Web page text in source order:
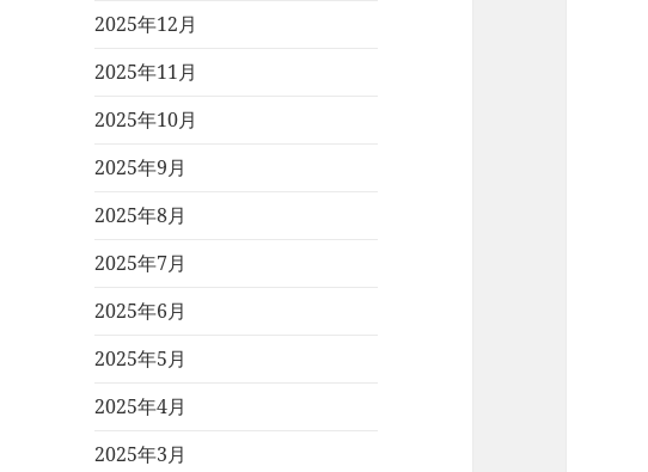
2025年12月
2025年11月
2025年10月
2025年9月
2025年8月
2025年7月
2025年6月
2025年5月
2025年4月
2025年3月